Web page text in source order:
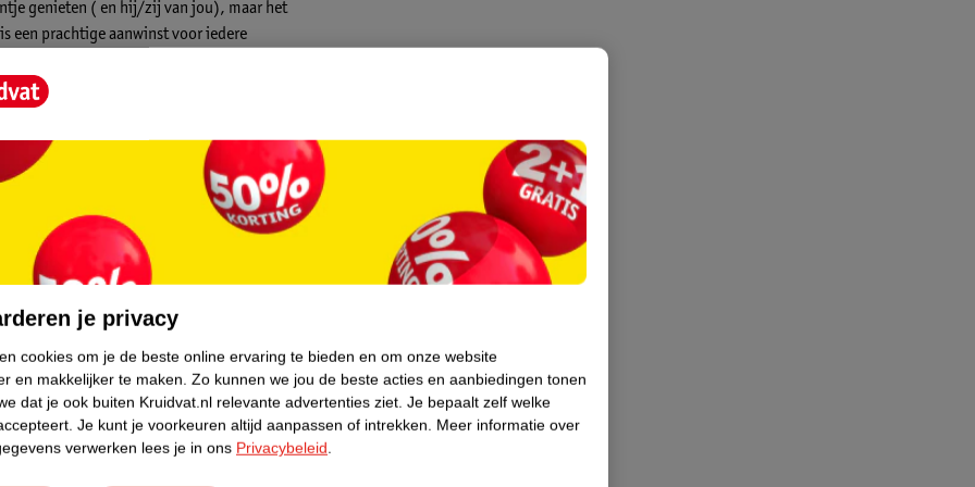
genieten ( en hij/zij van jou), maar het
een prachtige aanwinst voor iedere
er moet zorg voor worden gedragen dat
je privacy
cookies om je de beste online ervaring te bieden en om onze website
en makkelijker te maken. Zo kunnen we jou de beste acties en aanbiedingen tonen
dat je ook buiten Kruidvat.nl relevante advertenties ziet. Je bepaalt zelf welke
Je kunt je voorkeuren altijd aanpassen of intrekken. Meer informatie over
verwerken lees je in ons Privacybeleid.